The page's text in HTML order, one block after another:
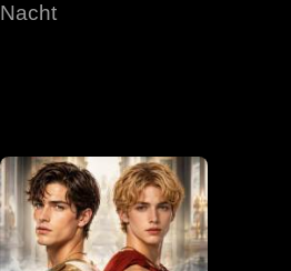
Nacht